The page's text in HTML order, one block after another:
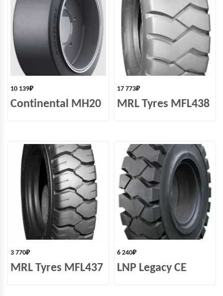
10 139₽
Continental MH20
17 773₽
MRL Tyres MFL438
3 770₽
MRL Tyres MFL437
6 240₽
LNP Legacy СЕ